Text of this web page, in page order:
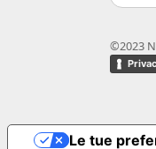
©2023
Le tue